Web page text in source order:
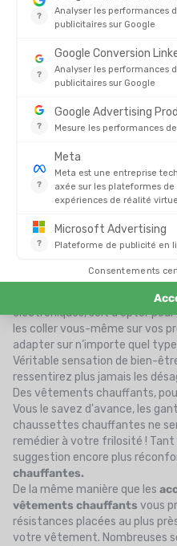
Il est terminé le temps où
vos chaussures de ski, malgré les
chaussetteset les semelles
deuxième alternative pour se
permettent de réchauffer
pieds ! Suivant votre activité,
montagne et la marge qu'elles
chaussettes chauffantes
comprenant plus ou moins de
Si vous optez pour des
points de chauffage se
des orteils et sous le talon. Les
chaussette. Il est donc
batterie passe bien au-dessus
ressentir de gêne.
En ce qui concerne les
choisir d’acheter des semelles
électroniques, soit d'opter
les coller vous-même sur vos
adapter sur n’importe quel
Véritable sensation de bien-
ressentirez plus jamais les
Des vêtements chauffants,
Vous le savez d'avance, les
chaussettes chauffantes ne
remédier à votre frilosité ! Tant
suggestion encore plus
chauffantes.
De la même manière que les
vêtements chauffants vous
résistances placées au plus
votre vêtement. Nombreuses